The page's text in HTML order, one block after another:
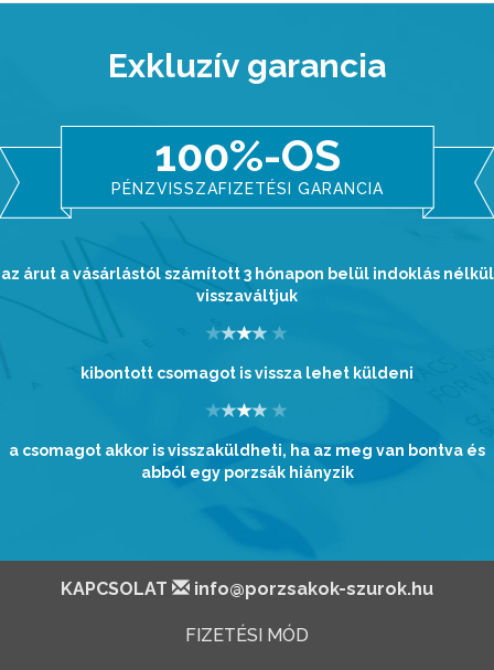
Exkluzív garancia
100%-OS
PÉNZVISSZAFIZETÉSI GARANCIA
az árut a vásárlástól számított 3 hónapon belül indoklás nélkül
visszaváltjuk
kibontott csomagot is vissza lehet küldeni
a csomagot akkor is visszaküldheti, ha az meg van bontva és
abból egy porzsák hiányzik
KAPCSOLAT info@porzsakok-szurok.hu
FIZETÉSI MÓD